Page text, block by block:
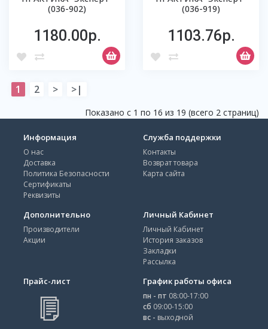
(036-902)
1180.00р.
(036-919)
1103.76р.
1 2 > >|
Показано с 1 по 16 из 19 (всего 2 страниц)
Информация
О нас
Доставка
Политика Безопасности
Сертификаты
Реквизиты
Служба поддержки
Контакты
Возврат товара
Карта сайта
Дополнительно
Производители
Акции
Личный Кабинет
Личный Кабинет
История заказов
Закладки
Рассылка
Прайс-лист График работы офиса
пн - пт 08:00-17:00
сб 09:00-15:00
вс - выходной